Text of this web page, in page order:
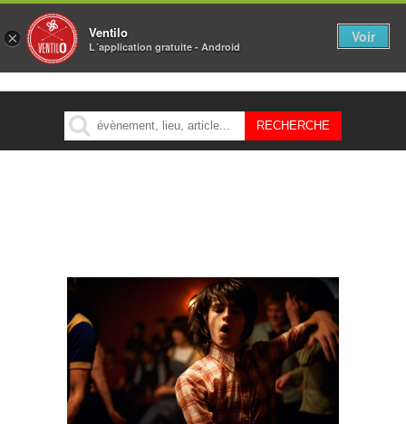
MENU
× Ventilo
L´application gratuite - Android
Voir